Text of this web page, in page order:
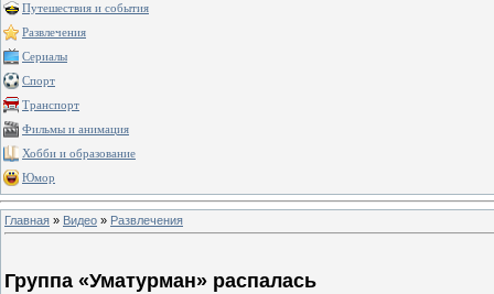
Путешествия и события
Развлечения
Сериалы
Спорт
Транспорт
Фильмы и анимация
Хобби и образование
Юмор
Главная » Видео » Развлечения
Группа «Уматурман» распалась